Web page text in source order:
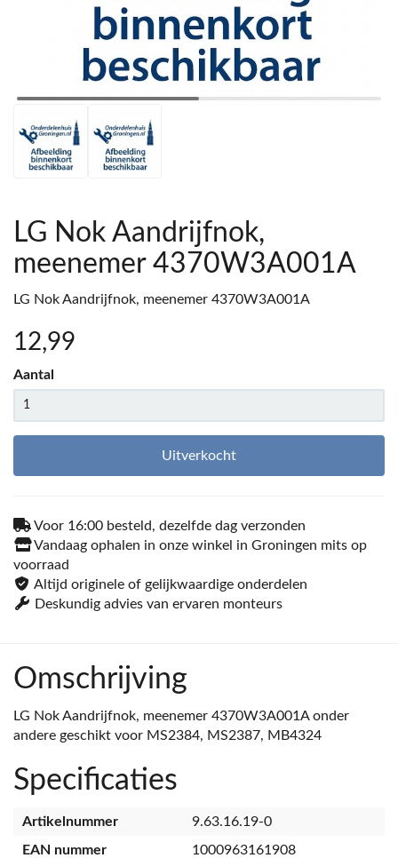
LG Nok Aandrijfnok,
meenemer 4370W3A001A
LG Nok Aandrijfnok, meenemer 4370W3A001A
12,99
Aantal
Uitverkocht
Voor 16:00 besteld, dezelfde dag verzonden
Vandaag ophalen in onze winkel in Groningen mits op
voorraad
Altijd originele of gelijkwaardige onderdelen
Deskundig advies van ervaren monteurs
Omschrijving
LG Nok Aandrijfnok, meenemer 4370W3A001A onder
andere geschikt voor MS2384, MS2387, MB4324
Specificaties
Artikelnummer
9.63.16.19-0
EAN nummer
1000963161908